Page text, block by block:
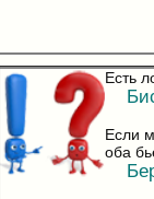
Есть
Если
оба